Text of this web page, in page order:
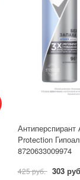
Protection
8720633009974
425 руб. 303